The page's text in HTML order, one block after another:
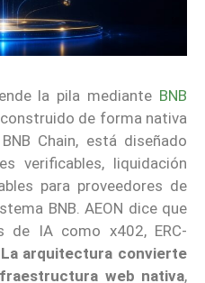
la pila mediante BNB
de forma nativa
Chain, está diseñado
verificables, liquidación
para proveedores de
BNB. AEON dice que
de IA como x402, ERC-
La arquitectura convierte
web nativa,